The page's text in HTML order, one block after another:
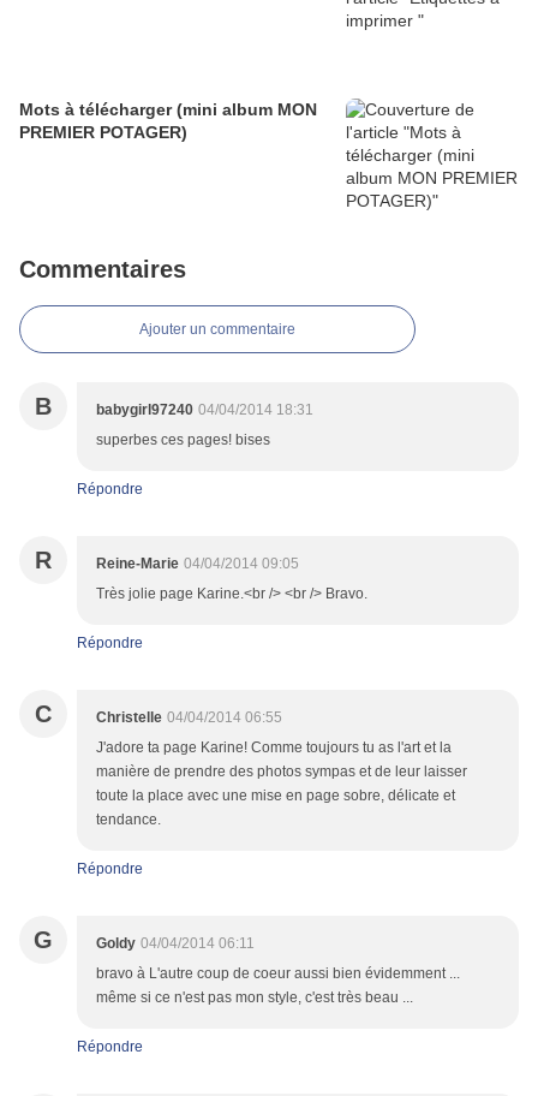
Mots à télécharger (mini album MON
PREMIER POTAGER)
Commentaires
Ajouter un commentaire
B babygirl97240 04/04/2014 18:31
superbes ces pages! bises
Répondre
R Reine-Marie 04/04/2014 09:05
Très jolie page Karine.<br /> <br /> Bravo.
Répondre
C Christelle 04/04/2014 06:55
J'adore ta page Karine! Comme toujours tu as l'art et la
manière de prendre des photos sympas et de leur laisser
toute la place avec une mise en page sobre, délicate et
tendance.
Répondre
G Goldy 04/04/2014 06:11
bravo à L'autre coup de coeur aussi bien évidemment ...
même si ce n'est pas mon style, c'est très beau ...
Répondre